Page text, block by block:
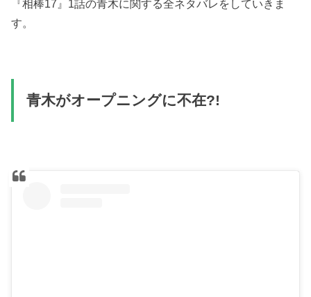
『相棒17』1話の青木に関する全ネタバレをしていきま
す。
青木がオープニングに不在?!